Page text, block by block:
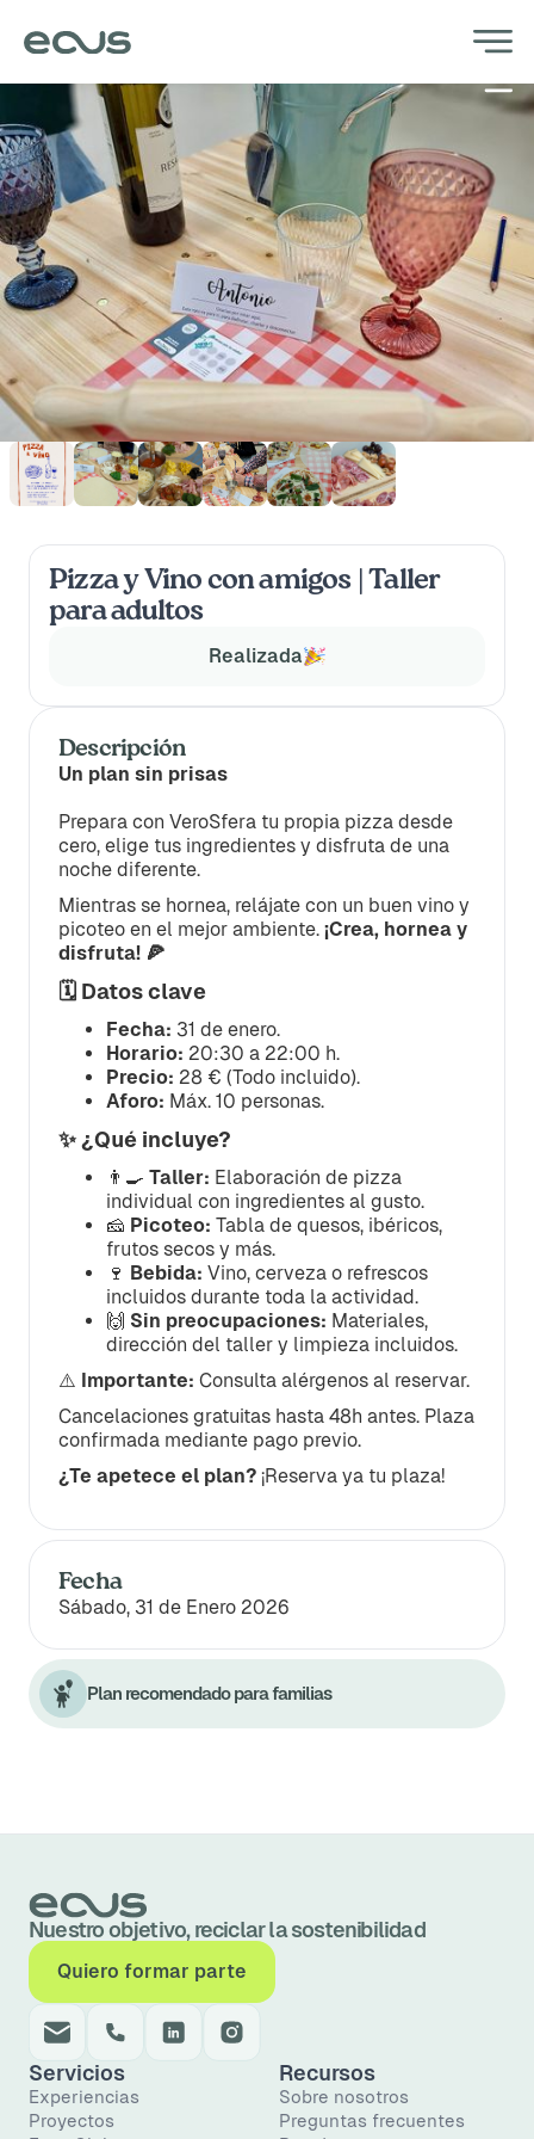
Pizza y Vino con amigos | Taller
para adultos
Realizada
Descripción
Un plan sin prisas
Prepara con VeroSfera tu propia pizza desde
cero, elige tus ingredientes y disfruta de una
noche diferente.
Mientras se hornea, relájate con un buen vino y
picoteo en el mejor ambiente. ¡Crea, hornea y
disfruta! 🍕
🗓️ Datos clave
Fecha: 31 de enero.
Horario: 20:30 a 22:00 h.
Precio: 28 € (Todo incluido).
Aforo: Máx. 10 personas.
✨ ¿Qué incluye?
👨‍🍳 Taller: Elaboración de pizza
individual con ingredientes al gusto.
🧀 Picoteo: Tabla de quesos, ibéricos,
frutos secos y más.
🍷 Bebida: Vino, cerveza o refrescos
incluidos durante toda la actividad.
🙌 Sin preocupaciones: Materiales,
dirección del taller y limpieza incluidos.
⚠️ Importante: Consulta alérgenos al reservar.
Cancelaciones gratuitas hasta 48h antes. Plaza
confirmada mediante pago previo.
¿Te apetece el plan? ¡Reserva ya tu plaza!
Fecha
Sábado, 31 de Enero 2026
Plan recomendado para familias
Nuestro objetivo, reciclar la sostenibilidad
Quiero formar parte
Servicios
Experiencias
Proyectos
Recursos
Sobre nosotros
Preguntas frecuentes